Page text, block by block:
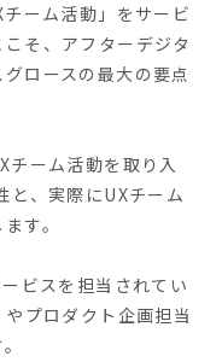
ーム活動」をサービ
そ、アフターデジタ
ロースの最大の要点
チーム活動を取り入
と、実際にUXチーム
す。
ビスを担当されてい
プロダクト企画担当